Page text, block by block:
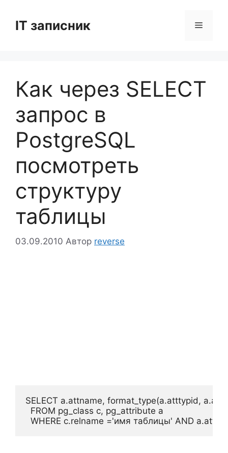
вмістуIT записник Меню
Как через SELECT
запрос в
PostgreSQL
посмотреть
структуру
таблицы
03.09.2010 Автор reverse
SELECT a.attname, format_type(a.atttypid,
  FROM pg_class c, pg_attribute a